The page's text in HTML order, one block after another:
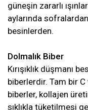
güneşin zararlı
aylarında
besinlerden.
Dolmalık Biber
Kırışıklık düşmanı
biberlerdir. Tam bir
biberler, kollajen
sıklıkla tüketilmesi